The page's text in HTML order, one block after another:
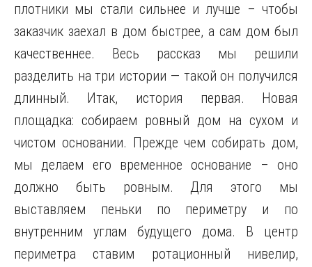
плотники мы стали сильнее и лучше – чтобы
заказчик заехал в дом быстрее, а сам дом был
качественнее. Весь рассказ мы решили
разделить на три истории — такой он получился
длинный. Итак, история первая. Новая
площадка: собираем ровный дом на сухом и
чистом основании. Прежде чем собирать дом,
мы делаем его временное основание – оно
должно быть ровным. Для этого мы
выставляем пеньки по периметру и по
внутренним углам будущего дома. В центр
периметра ставим ротационный нивелир,